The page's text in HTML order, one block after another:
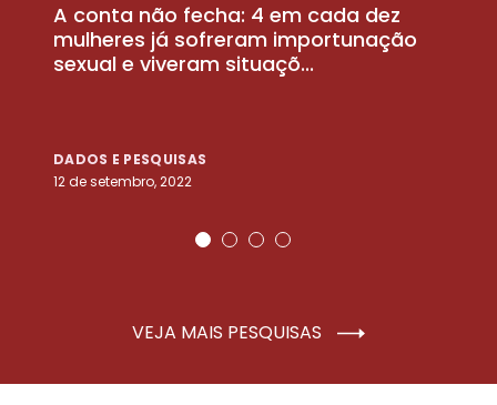
A conta não fecha: 4 em cada dez
mulheres já sofreram importunação
sexual e viveram situaçõ...
DADOS E PESQUISAS
12 de setembro, 2022
VEJA MAIS PESQUISAS